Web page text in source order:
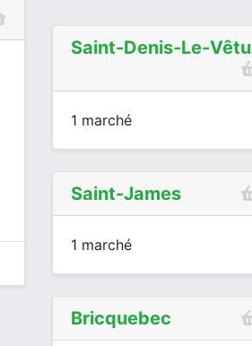
Saint-Denis-Le-Vêtu
1 marché
Saint-James
1 marché
Bricquebec